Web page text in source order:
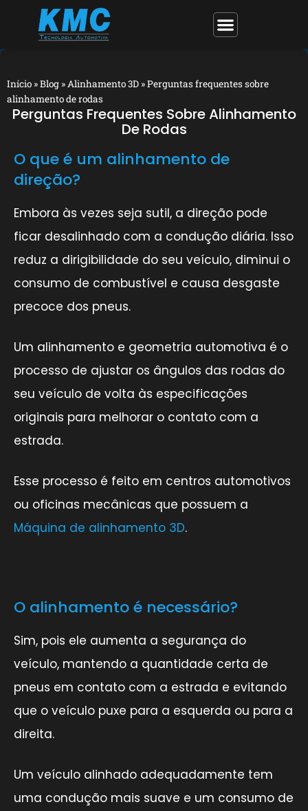
Início »Blog »Alinhamento 3D »Perguntas frequentes sobre
alinhamento de rodas
Perguntas Frequentes Sobre Alinhamento
De Rodas
O que é um alinhamento de
direção?
Embora às vezes seja sutil, a direção pode
ficar desalinhado com a condução diária. Isso
reduz a dirigibilidade do seu veículo, diminui o
consumo de combustível e causa desgaste
precoce dos pneus.
Um alinhamento e geometria automotiva é o
processo de ajustar os ângulos das rodas do
seu veículo de volta às especificações
originais para melhorar o contato com a
estrada.
Esse processo é feito em centros automotivos
ou oficinas mecânicas que possuem a
Máquina de alinhamento 3D.
O alinhamento é necessário?
Sim, pois ele aumenta a segurança do
veículo, mantendo a quantidade certa de
pneus em contato com a estrada e evitando
que o veículo puxe para a esquerda ou para a
direita.
Um veículo alinhado adequadamente tem
uma condução mais suave e um consumo de